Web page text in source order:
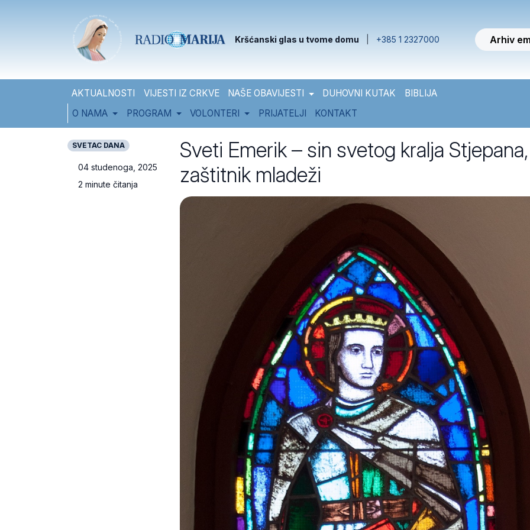
Kršćanski glas u tvome domu +385 1 2327000 Arhiv
AKTUALNOSTI VIJESTI IZ CRKVE NAŠE OBAVIJESTI DUHOVNI KUTAK
BIBLIJA
O NAMA
PROGRAM VOLONTERI PRIJATELJI KONTAKT
SVETAC DANA
04 studenoga, 2025
2 minute čitanja
Sveti Emerik – sin svetog kralja Stjepana,
zaštitnik mladeži